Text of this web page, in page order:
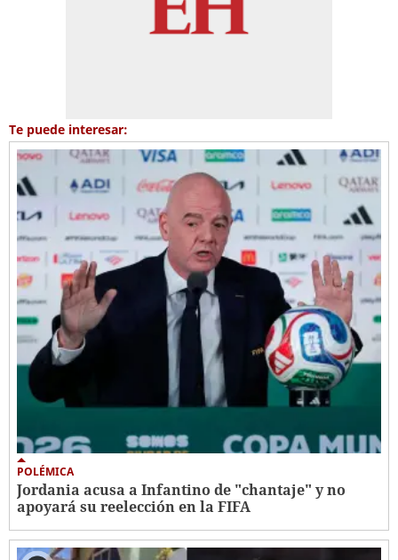
Te puede interesar:
POLÉMICA
Jordania acusa a Infantino de "chantaje" y no
apoyará su reelección en la FIFA